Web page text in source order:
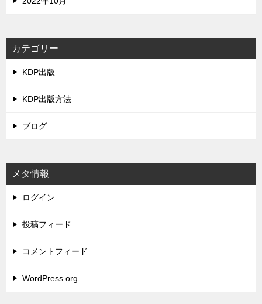
カテゴリー
KDP出版
KDP出版方法
ブログ
メタ情報
ログイン
投稿フィード
コメントフィード
WordPress.org